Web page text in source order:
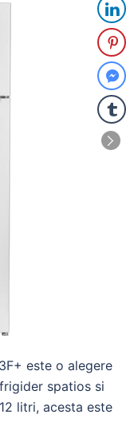
este o alegere
spatios si
litri, acesta este